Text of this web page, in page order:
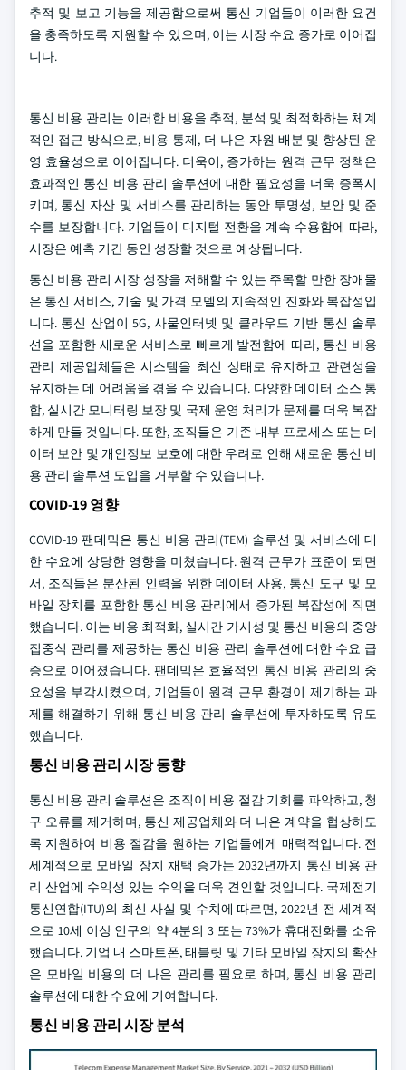
추적 및 보고 기능을 제공함으로써 통신 기업들이 이러한 요건
을 충족하도록 지원할 수 있으며, 이는 시장 수요 증가로 이어집
니다.
통신 비용 관리는 이러한 비용을 추적, 분석 및 최적화하는 체계
적인 접근 방식으로, 비용 통제, 더 나은 자원 배분 및 향상된 운
영 효율성으로 이어집니다. 더욱이, 증가하는 원격 근무 정책은
효과적인 통신 비용 관리 솔루션에 대한 필요성을 더욱 증폭시
키며, 통신 자산 및 서비스를 관리하는 동안 투명성, 보안 및 준
수를 보장합니다. 기업들이 디지털 전환을 계속 수용함에 따라,
시장은 예측 기간 동안 성장할 것으로 예상됩니다.
통신 비용 관리 시장 성장을 저해할 수 있는 주목할 만한 장애물
은 통신 서비스, 기술 및 가격 모델의 지속적인 진화와 복잡성입
니다. 통신 산업이 5G, 사물인터넷 및 클라우드 기반 통신 솔루
션을 포함한 새로운 서비스로 빠르게 발전함에 따라, 통신 비용
관리 제공업체들은 시스템을 최신 상태로 유지하고 관련성을
유지하는 데 어려움을 겪을 수 있습니다. 다양한 데이터 소스 통
합, 실시간 모니터링 보장 및 국제 운영 처리가 문제를 더욱 복잡
하게 만들 것입니다. 또한, 조직들은 기존 내부 프로세스 또는 데
이터 보안 및 개인정보 보호에 대한 우려로 인해 새로운 통신 비
용 관리 솔루션 도입을 거부할 수 있습니다.
COVID-19 영향
COVID-19 팬데믹은 통신 비용 관리(TEM) 솔루션 및 서비스에 대
한 수요에 상당한 영향을 미쳤습니다. 원격 근무가 표준이 되면
서, 조직들은 분산된 인력을 위한 데이터 사용, 통신 도구 및 모
바일 장치를 포함한 통신 비용 관리에서 증가된 복잡성에 직면
했습니다. 이는 비용 최적화, 실시간 가시성 및 통신 비용의 중앙
집중식 관리를 제공하는 통신 비용 관리 솔루션에 대한 수요 급
증으로 이어졌습니다. 팬데믹은 효율적인 통신 비용 관리의 중
요성을 부각시켰으며, 기업들이 원격 근무 환경이 제기하는 과
제를 해결하기 위해 통신 비용 관리 솔루션에 투자하도록 유도
했습니다.
통신 비용 관리 시장 동향
통신 비용 관리 솔루션은 조직이 비용 절감 기회를 파악하고, 청
구 오류를 제거하며, 통신 제공업체와 더 나은 계약을 협상하도
록 지원하여 비용 절감을 원하는 기업들에게 매력적입니다. 전
세계적으로 모바일 장치 채택 증가는 2032년까지 통신 비용 관
리 산업에 수익성 있는 수익을 더욱 견인할 것입니다. 국제전기
통신연합(ITU)의 최신 사실 및 수치에 따르면, 2022년 전 세계적
으로 10세 이상 인구의 약 4분의 3 또는 73%가 휴대전화를 소유
했습니다. 기업 내 스마트폰, 태블릿 및 기타 모바일 장치의 확산
은 모바일 비용의 더 나은 관리를 필요로 하며, 통신 비용 관리
솔루션에 대한 수요에 기여합니다.
통신 비용 관리 시장 분석